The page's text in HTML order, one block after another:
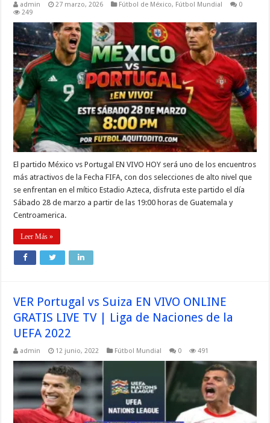
admin 27 marzo, 2026 Fútbol de México, Fútbol Mundial
0
249
El partido México vs Portugal EN VIVO HOY será uno de los encuentros
más atractivos de la Fecha FIFA, con dos selecciones de alto nivel que
se enfrentan en el mítico Estadio Azteca, disfruta este partido el día
Sábado 28 de marzo a partir de las 19:00 horas de Guatemala y
Centroamerica.
Leer Más »
VER Portugal vs Suiza EN VIVO ONLINE
GRATIS LIVE TV | Liga de Naciones de la
UEFA 2022
admin 12 junio, 2022 Fútbol Mundial 0 491